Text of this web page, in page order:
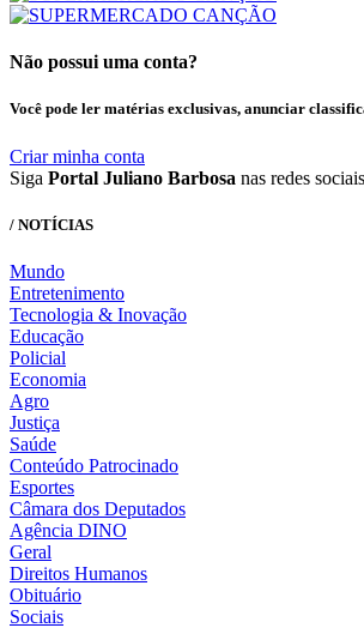
Não possui uma conta?
Você pode ler matérias exclusivas, anunciar
Criar minha conta
Siga Portal Juliano Barbosa nas redes sociais
/ NOTÍCIAS
Mundo
Entretenimento
Tecnologia & Inovação
Educação
Policial
Economia
Agro
Justiça
Saúde
Conteúdo Patrocinado
Esportes
Câmara dos Deputados
Agência DINO
Geral
Direitos Humanos
Obituário
Sociais